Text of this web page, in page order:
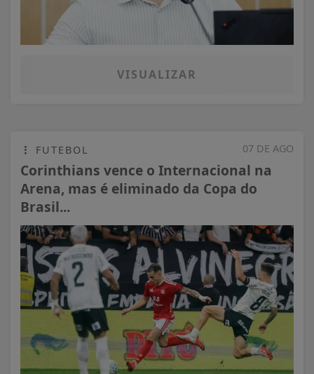
VISUALIZAR
07 DE AGO
FUTEBOL
Corinthians vence o Internacional na
Arena, mas é eliminado da Copa do
Brasil...